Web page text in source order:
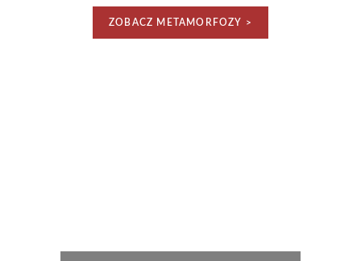
ZOBACZ METAMORFOZY >